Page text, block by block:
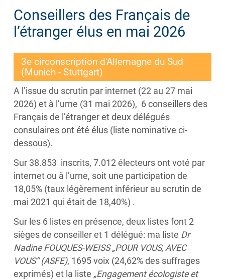
Conseillers des Français de
l’étranger élus en mai 2026
3e circonscription d'Allemagne du Sud
(Munich - Stuttgart)
A l’issue du scrutin par internet (22 au 27 mai
2026) et à l’urne (31 mai 2026), 6 conseillers des
Français de l’étranger et deux délégués
consulaires ont été élus (liste nominative ci-
dessous).
Sur 38.853 inscrits, 7.012 électeurs ont voté par
internet ou à l’urne, soit une participation de
18,05% (taux légèrement inférieur au scrutin de
mai 2021 qui était de 18,40%) .
Sur les 6 listes en présence, deux listes font 2
sièges de conseiller et 1 délégué: ma liste Dr
Nadine FOUQUES-WEISS „POUR VOUS, AVEC
VOUS“ (ASFE), 1695 voix (24,62% des suffrages
exprimés) et la liste „Engagement écologiste et